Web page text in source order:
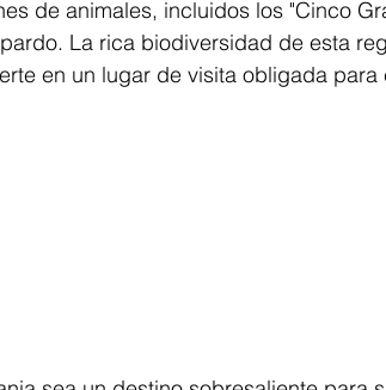
de animales, incluidos los "Cinco
La rica biodiversidad de esta
en un lugar de visita obligada para